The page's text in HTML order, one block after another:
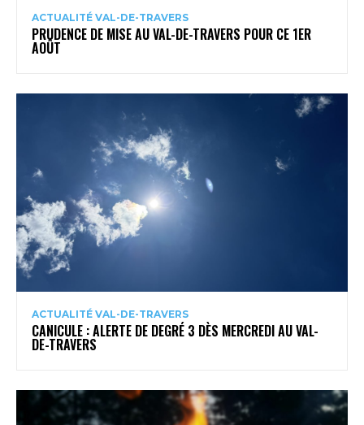
ACTUALITÉ VAL-DE-TRAVERS
PRUDENCE DE MISE AU VAL-DE-TRAVERS POUR CE 1ER
AOÛT
ACTUALITÉ VAL-DE-TRAVERS
CANICULE : ALERTE DE DEGRÉ 3 DÈS MERCREDI AU VAL-
DE-TRAVERS